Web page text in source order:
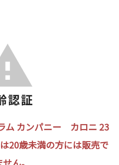
ム カンパニー カロニ 23
歳未満の方には販売で